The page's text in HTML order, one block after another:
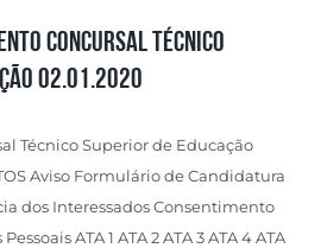
Concursal Técnico
02.01.2020
Técnico Superior de Educação
Aviso Formulário de Candidatura
dos Interessados Consentimento
ATA 1 ATA 2 ATA 3 ATA 4 ATA